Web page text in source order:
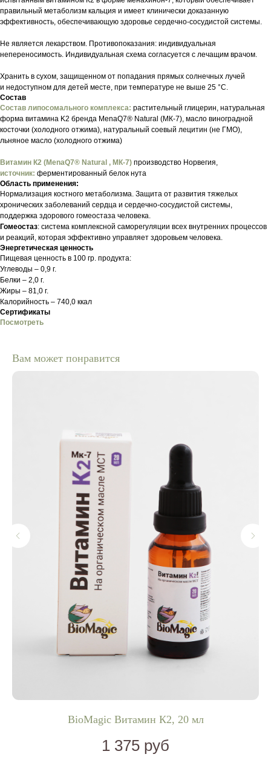
правильный метаболизм кальция и имеет клинически доказанную
эффективность, обеспечивающую здоровье сердечно-сосудистой системы.
Не является лекарством. Противопоказания: индивидуальная
непереносимость. Индивидуальная схема согласуется с лечащим врачом.
Хранить в сухом, защищенном от попадания прямых солнечных лучей
и недоступном для детей месте, при температуре не выше 25 °C.
Состав
Состав липосомального комплекса: растительный глицерин, натуральная
форма витамина K2 бренда MenaQ7® Natural (MК-7), масло виноградной
косточки (холодного отжима), натуральный соевый лецитин (не ГМО),
льняное масло (холодного отжима)
Витамин К2 (MenaQ7® Natural , MК-7) производство Норвегия,
источник: ферментированный белок нута
Область применения:
Нормализация костного метаболизма. Защита от развития тяжелых
хронических заболеваний сердца и сердечно-сосудистой системы,
поддержка здорового гомеостаза человека.
Гомеостаз: система комплексной саморегуляции всех внутренних процессов
и реакций, которая эффективно управляет здоровьем человека.
Энергетическая ценность
Пищевая ценность в 100 гр. продукта:
Углеводы – 0,9 г.
Белки – 2,0 г.
Жиры – 81,0 г.
Калорийность – 740,0 ккал
Сертификаты
Посмотреть
Вам может понравится
BioMagic Витамин К2, 20 мл
1 375 руб